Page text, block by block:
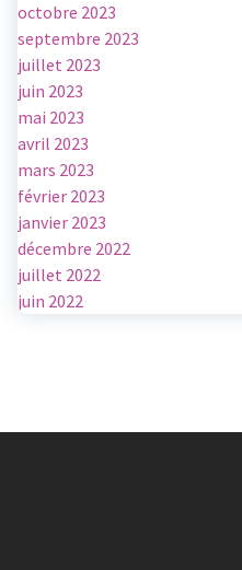
octobre 2023
septembre 2023
juillet 2023
juin 2023
mai 2023
avril 2023
mars 2023
février 2023
janvier 2023
décembre 2022
juillet 2022
juin 2022